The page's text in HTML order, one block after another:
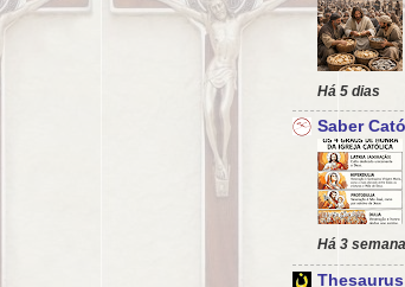
Há 5 dias
Saber
Há 3